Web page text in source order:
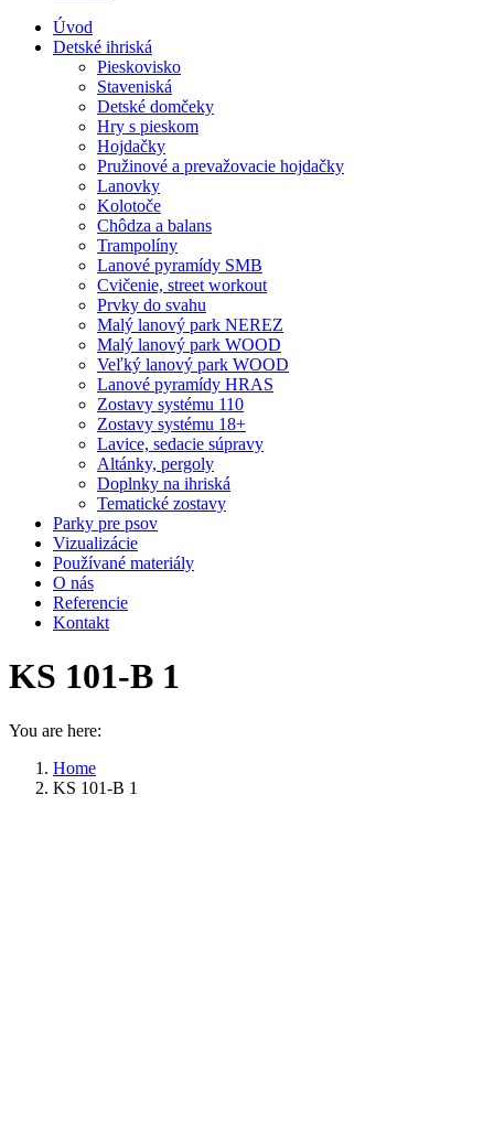
Úvod
Detské ihriská
Pieskovisko
Staveniská
Detské domčeky
Hry s pieskom
Hojdačky
Pružinové a prevažovacie hojdačky
Lanovky
Kolotoče
Chôdza a balans
Trampolíny
Lanové pyramídy SMB
Cvičenie, street workout
Prvky do svahu
Malý lanový park NEREZ
Malý lanový park WOOD
Veľký lanový park WOOD
Lanové pyramídy HRAS
Zostavy systému 110
Zostavy systému 18+
Lavice, sedacie súpravy
Altánky, pergoly
Doplnky na ihriská
Tematické zostavy
Parky pre psov
Vizualizácie
Používané materiály
O nás
Referencie
Kontakt
KS 101-B 1
You are here:
Home
KS 101-B 1